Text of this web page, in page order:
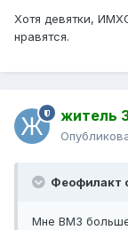
Хотя девятки,
нравятся.
житель
Феофилакт
Мне ВМЗ